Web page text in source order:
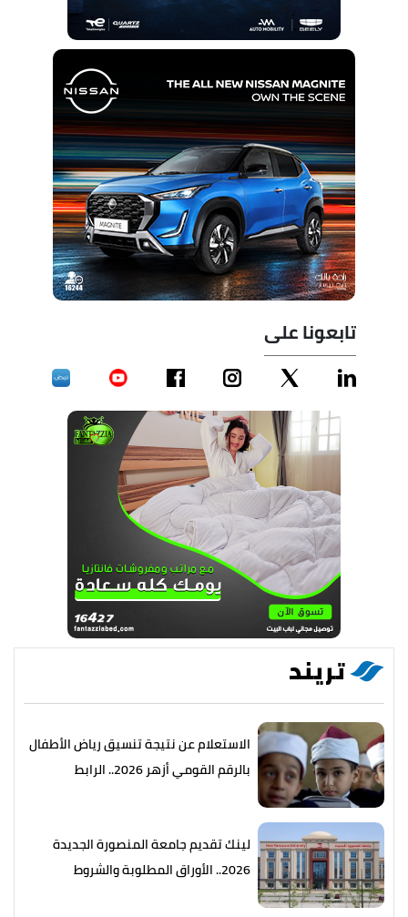
تابعونا على
تريند
الاستعلام عن نتيجة تنسيق رياض الأطفال
بالرقم القومي أزهر 2026.. الرابط
لينك تقديم جامعة المنصورة الجديدة
2026.. الأوراق المطلوبة والشروط